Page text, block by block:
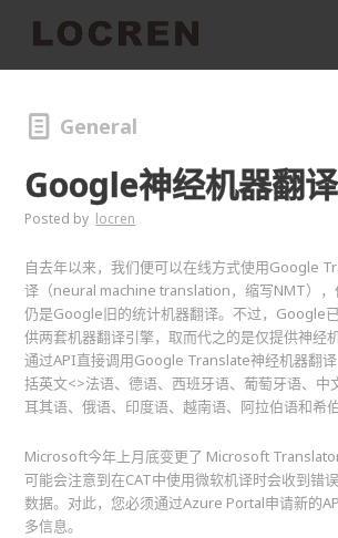
General
Google神经机器翻
Posted by locren
自去年以来，我们便可以在线方式使用Google
译（neural machine translation，缩写NMT），
仍是Google旧的统计机器翻译。不过，Google
供两套机器翻译引擎，取而代之的是仅提供神经
通过API直接调用Google Translate神经机器翻
括英文<>法语、德语、西班牙语、葡萄牙语、中
耳其语、俄语、印度语、越南语、阿拉伯语和希伯
Microsoft今年上月底变更了 Microsoft
可能会注意到在CAT中使用微软机译时会收到错
数据。对此，您必须通过Azure Portal申请新的
多信息。